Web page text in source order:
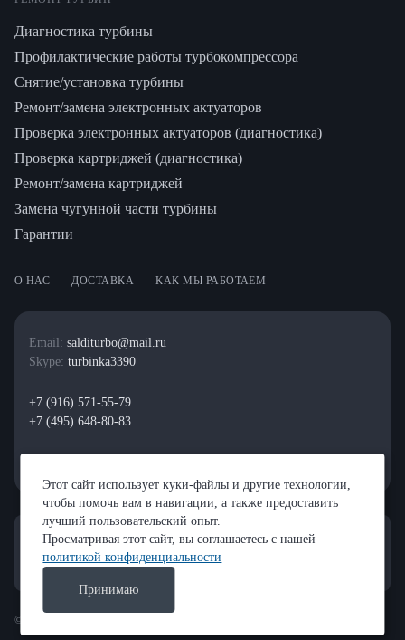
Диагностика турбины
Профилактические работы турбокомпрессора
Снятие/установка турбины
Ремонт/замена электронных актуаторов
Проверка электронных актуаторов (диагностика)
Проверка картриджей (диагностика)
Ремонт/замена картриджей
Замена чугунной части турбины
Гарантии
О НАС ДОСТАВКА КАК МЫ РАБОТАЕМ
Email: salditurbo@mail.ru
Skype: turbinka3390
+7 (916) 571-55-79
+7 (495) 648-80-83
© 2023 — РЕМОНТ ТУРБИН "САЛДИ"
Этот сайт использует куки-файлы и другие технологии,
чтобы помочь вам в навигации, а также предоставить
лучший пользовательский опыт.
Просматривая этот сайт, вы соглашаетесь с нашей
политикой конфиденциальности
Принимаю